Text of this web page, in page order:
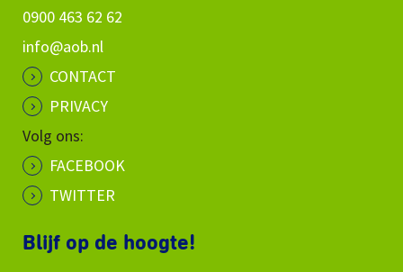
0900 463 62 62
info@aob.nl
CONTACT
PRIVACY
Volg ons:
FACEBOOK
TWITTER
Blijf op de hoogte!